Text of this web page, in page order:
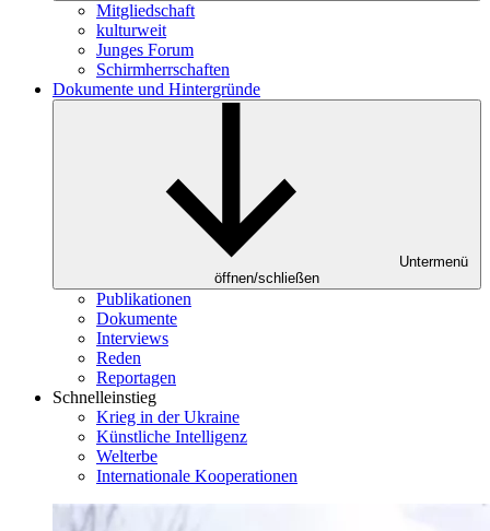
Mitgliedschaft
kulturweit
Junges Forum
Schirmherrschaften
Dokumente und Hintergründe
Untermenü
öffnen/schließen
Publikationen
Dokumente
Interviews
Reden
Reportagen
Schnelleinstieg
Krieg in der Ukraine
Künstliche Intelligenz
Welterbe
Internationale Kooperationen